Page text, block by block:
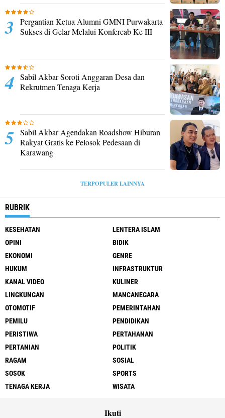
Pergantian Ketua Alumni GMNI Purwakarta
Sukses di Gelar Melalui Konfercab Ke III
Sabil Akbar Soroti Anggaran Desa dan
Rekrutmen Tenaga Kerja
Sabil Akbar Agendakan Roadshow Hiburan
Rakyat Gratis ke Pelosok Pedesaan di
Karawang
TERPOPULER LAINNYA
RUBRIK
KESEHATAN
LENTERA ISLAM
OPINI
BIDIK
EKONOMI
GENRE
HUKUM
INFRASTRUKTUR
KANAL VIDEO
KULINER
LINGKUNGAN
MANCANEGARA
OTOMOTIF
PEMERINTAHAN
PEMILU
PENDIDIKAN
PERISTIWA
PERTAHANAN
PERTANIAN
POLITIK
RAGAM
SOSIAL
SOSOK
SPORTS
TENAGA KERJA
WISATA
Ikuti